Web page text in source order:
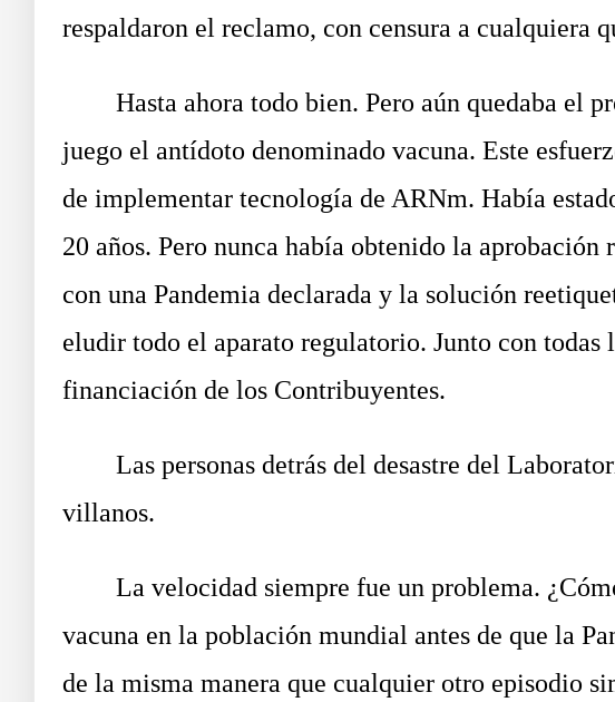
respaldaron el reclamo, con censura a cualquiera
Hasta ahora todo bien. Pero aún quedaba el
juego el antídoto denominado vacuna. Este
de implementar tecnología de ARNm. Había
20 años. Pero nunca había obtenido la
con una Pandemia declarada y la solución
eludir todo el aparato regulatorio. Junto con
financiación de los Contribuyentes.
Las personas detrás del desastre del
villanos.
La velocidad siempre fue un problema.
vacuna en la población mundial antes de que la
de la misma manera que cualquier otro episodio